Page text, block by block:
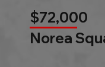
$72,000
Norea